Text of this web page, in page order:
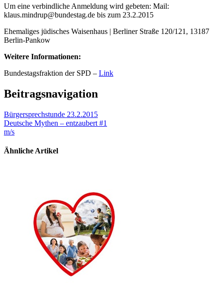
Um eine verbindliche Anmeldung wird gebeten: Mail:
klaus.mindrup@bundestag.de bis zum 23.2.2015
Ehemaliges jüdisches Waisenhaus | Berliner Straße 120/121, 13187
Berlin-Pankow
Weitere Informationen:
Bundestagsfraktion der SPD – Link
Beitragsnavigation
Bürgersprechstunde 23.2.2015
Deutsche Mythen – entzaubert #1
m/s
Ähnliche Artikel